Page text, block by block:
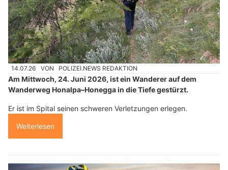
14.07.26 VON POLIZEI.NEWS REDAKTION
Am Mittwoch, 24. Juni 2026, ist ein Wanderer auf dem
Wanderweg Honalpa–Honegga in die Tiefe gestürzt.
Er ist im Spital seinen schweren Verletzungen erlegen.
Weiterlesen